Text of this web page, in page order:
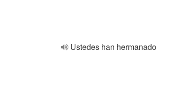
Ustedes han hermanado